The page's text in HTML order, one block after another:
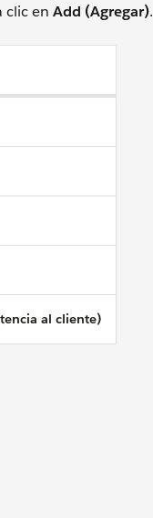
clic en Add (Agregar).
al cliente)